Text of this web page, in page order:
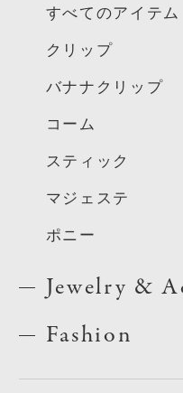
すべてのアイテム
クリップ
バナナクリップ
コーム
スティック
マジェステ
ポニー
Jewelry &
Fashion